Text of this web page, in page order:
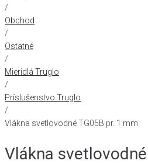
/
Obchod
/
Ostatné
/
Mieridlá Truglo
/
Príslušenstvo Truglo
/
Vlákna svetlovodné TG05B pr. 1 mm
Vlákna svetlovodné